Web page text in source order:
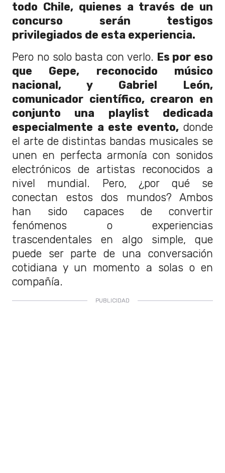
todo Chile, quienes a través de un
concurso serán testigos
privilegiados de esta experiencia.
Pero no solo basta con verlo. Es por eso
que Gepe, reconocido músico
nacional, y Gabriel León,
comunicador científico, crearon en
conjunto una playlist dedicada
especialmente a este evento,donde
el arte de distintas bandas musicales se
unen en perfecta armonía con sonidos
electrónicos de artistas reconocidos a
nivel mundial. Pero, ¿por qué se
conectan estos dos mundos? Ambos
han sido capaces de convertir
fenómenos o experiencias
trascendentales en algo simple, que
puede ser parte de una conversación
cotidiana y un momento a solas o en
compañía.